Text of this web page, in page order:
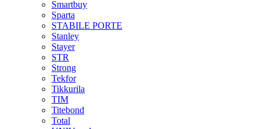
Smartbuy
Sparta
STABILE PORTE
Stanley
Stayer
STR
Strong
Tekfor
Tikkurila
TIM
Titebond
Total